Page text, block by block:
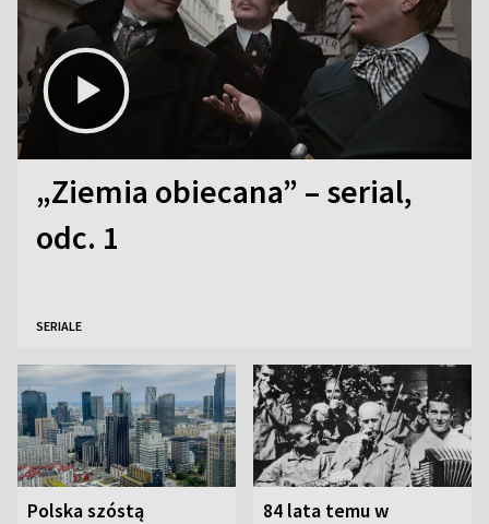
„Ziemia obiecana” – serial,
odc. 1
SERIALE
Polska szóstą
84 lata temu w